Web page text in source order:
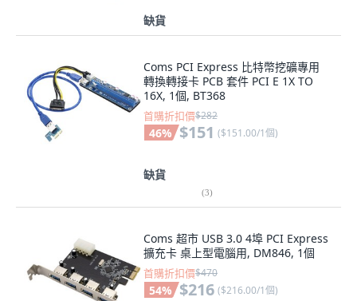
缺貨
Coms PCI Express 比特幣挖礦專用
轉換轉接卡 PCB 套件 PCI E 1X TO
16X, 1個, BT368
首購折扣價$282
46% $151 ($151.00/1個)
缺貨
(3)
Coms 超市 USB 3.0 4埠 PCI Express
擴充卡 桌上型電腦用, DM846, 1個
首購折扣價$470
54% $216 ($216.00/1個)